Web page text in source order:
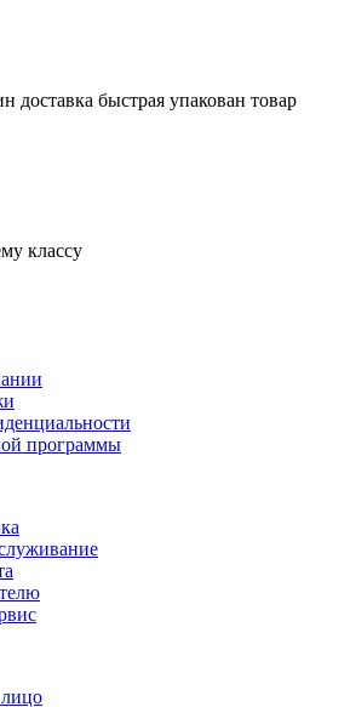
доставка быстрая упакован товар
классу
программы